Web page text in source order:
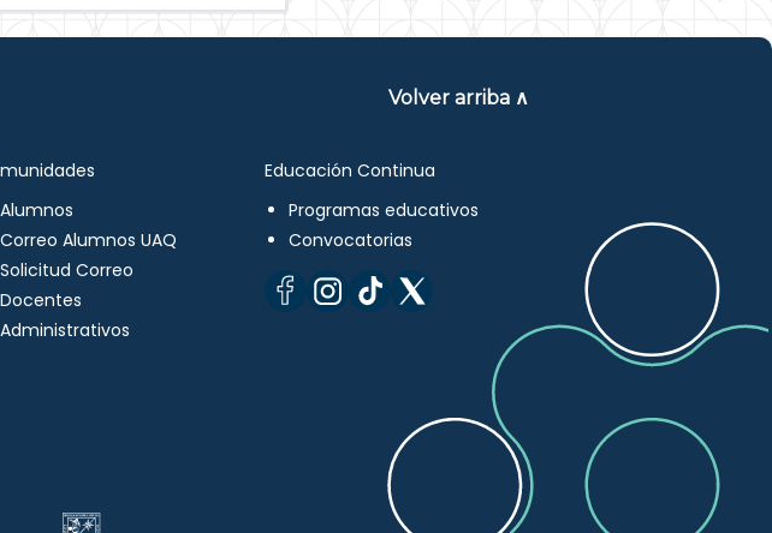
Volver arriba ∧
Alumnos
Correo Alumnos UAQ
Solicitud Correo
Docentes
Administrativos
Educación Continua
Programas educativos
Convocatorias